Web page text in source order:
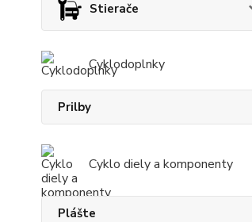
Stierače
Cyklodoplnky
Prilby
Cyklo diely a komponenty
Plášte